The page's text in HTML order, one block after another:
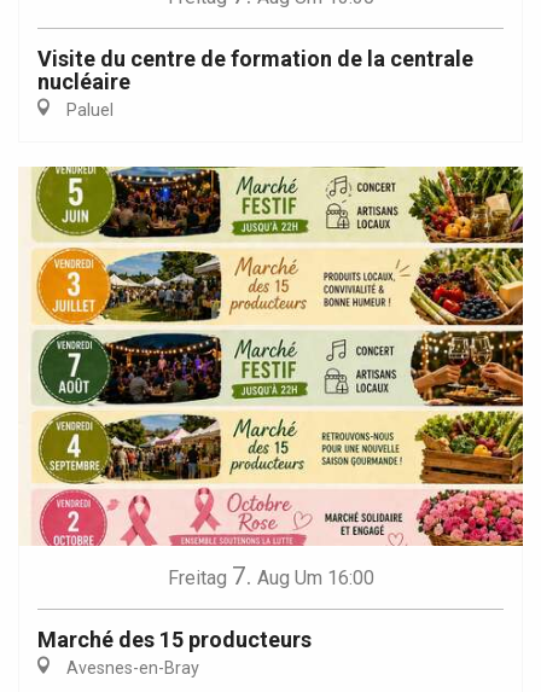
Visite du centre de formation de la centrale
nucléaire
Paluel
Freitag 7. Aug Um 16:00
Marché des 15 producteurs
Avesnes-en-Bray